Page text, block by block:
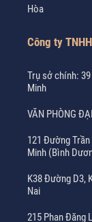
Hòa
Công ty
Trụ sở chính:
Minh
VĂN PHÒNG
121 Đường
Minh (Bình
K38 Đường D3,
Nai
215 Phan Đăng